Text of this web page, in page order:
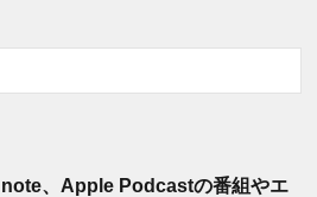
note、Apple Podcastの番組やエ